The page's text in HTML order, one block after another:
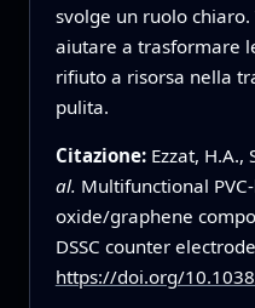
svolge un ruolo
aiutare a trasformare
rifiuto a risorsa nella
pulita.
Citazione: Ezzat, H.A.,
al. Multifunctional
oxide/graphene
DSSC counter
https://doi.org/